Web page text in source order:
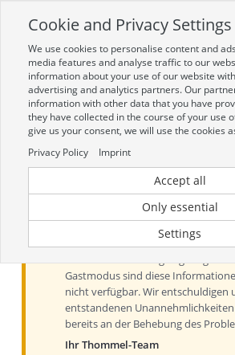
Zur mobilen Kompaktversion (Login
Toggle
navigation
Aktueller Hinweis zu
Verfügbarkeiten
Liebe Kundinnen und Kunden,
und Verfügbarkeiten aus
Gastmodus sind diese
nicht verfügbar. Wir entschuldigen
entstandenen
bereits an der Behebung des
Ihr Thommel-Team
Cookie and Privacy Settings
We use cookies to personalise content and
media features and analyse traffic to our
information about your use of our website
advertising and analytics partners. Our
information with other data that you have
they have collected in the course of your use
give us your consent, we will use the cookies
Privacy Policy
Imprint
Accept all
Only essential
Settings